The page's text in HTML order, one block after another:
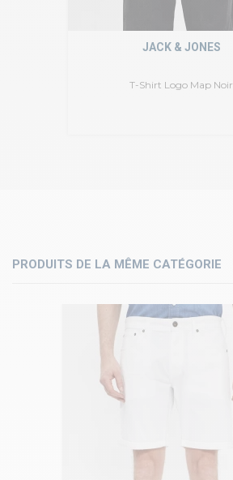
T-Shirt Logo Map Noir
JACK & JONES
PRODUITS DE LA MÊME CATÉGORIE